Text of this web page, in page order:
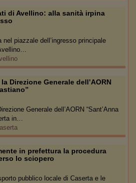
di Avellino: alla sanità irpina
piazzale dell’ingresso principale
Direzione Generale dell’AORN
Generale dell’AORN “Sant’Anna
in…
in prefettura la procedura
lo sciopero
pubblico locale di Caserta e le